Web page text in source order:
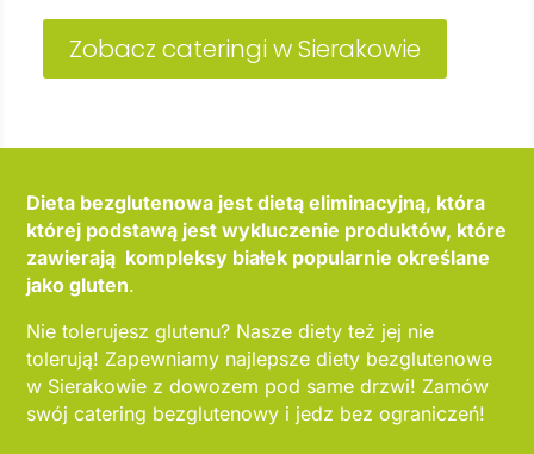
Zobacz cateringi w Sierakowie
Dieta bezglutenowa jest dietą eliminacyjną, która
której podstawą jest wykluczenie produktów, które
zawierają kompleksy białek popularnie określane
jako gluten.
Nie tolerujesz glutenu? Nasze diety też jej nie
tolerują! Zapewniamy najlepsze diety bezglutenowe
w Sierakowie z dowozem pod same drzwi! Zamów
swój catering bezglutenowy i jedz bez ograniczeń!